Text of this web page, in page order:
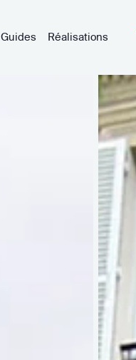
Guides Réalisations